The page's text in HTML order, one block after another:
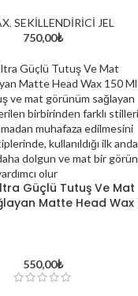
, SEKİLLENDİRİCİ JEL
750,00₺
Güçlü Tutuş Ve Mat
Matte Head Wax
550,00₺